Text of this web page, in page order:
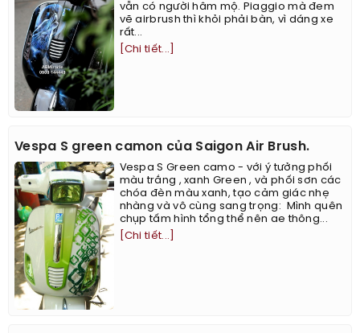
vẫn có người hâm mộ. Piaggio mà đem
vẽ airbrush thì khỏi phải bàn, vì dáng xe
rất...
[Chi tiết...]
Vespa S green camon của Saigon Air Brush.
Vespa S Green camo - với ý tưởng phối
màu trắng , xanh Green , và phối sơn các
chóa đèn màu xanh, tạo cảm giác nhẹ
nhàng và vô cùng sang trọng: ​​​​ ​Mình quên
chụp tấm hình tổng thể nên ae thông...
[Chi tiết...]